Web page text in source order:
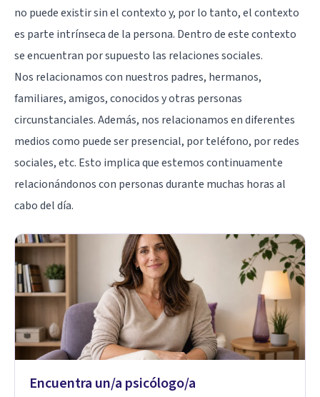
no puede existir sin el contexto y, por lo tanto, el contexto
es parte intrínseca de la persona. Dentro de este contexto
se encuentran por supuesto las relaciones sociales.
Nos relacionamos con nuestros padres, hermanos,
familiares, amigos, conocidos y otras personas
circunstanciales. Además, nos relacionamos en diferentes
medios como puede ser presencial, por teléfono, por redes
sociales, etc. Esto implica que estemos continuamente
relacionándonos con personas durante muchas horas al
cabo del día.
Encuentra un/a psicólogo/a